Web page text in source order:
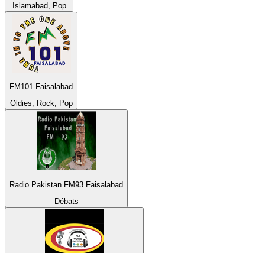
Islamabad, Pop
FM101 Faisalabad
Oldies, Rock, Pop
Radio Pakistan FM93 Faisalabad
Débats